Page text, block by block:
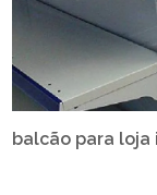
balcão para